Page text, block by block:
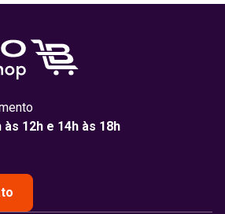
12h e 14h às 18h